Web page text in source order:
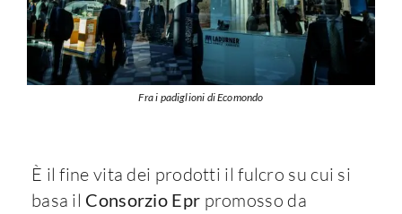
Fra i padiglioni di Ecomondo
È il fine vita dei prodotti il fulcro su cui si
basa il Consorzio Epr promosso da